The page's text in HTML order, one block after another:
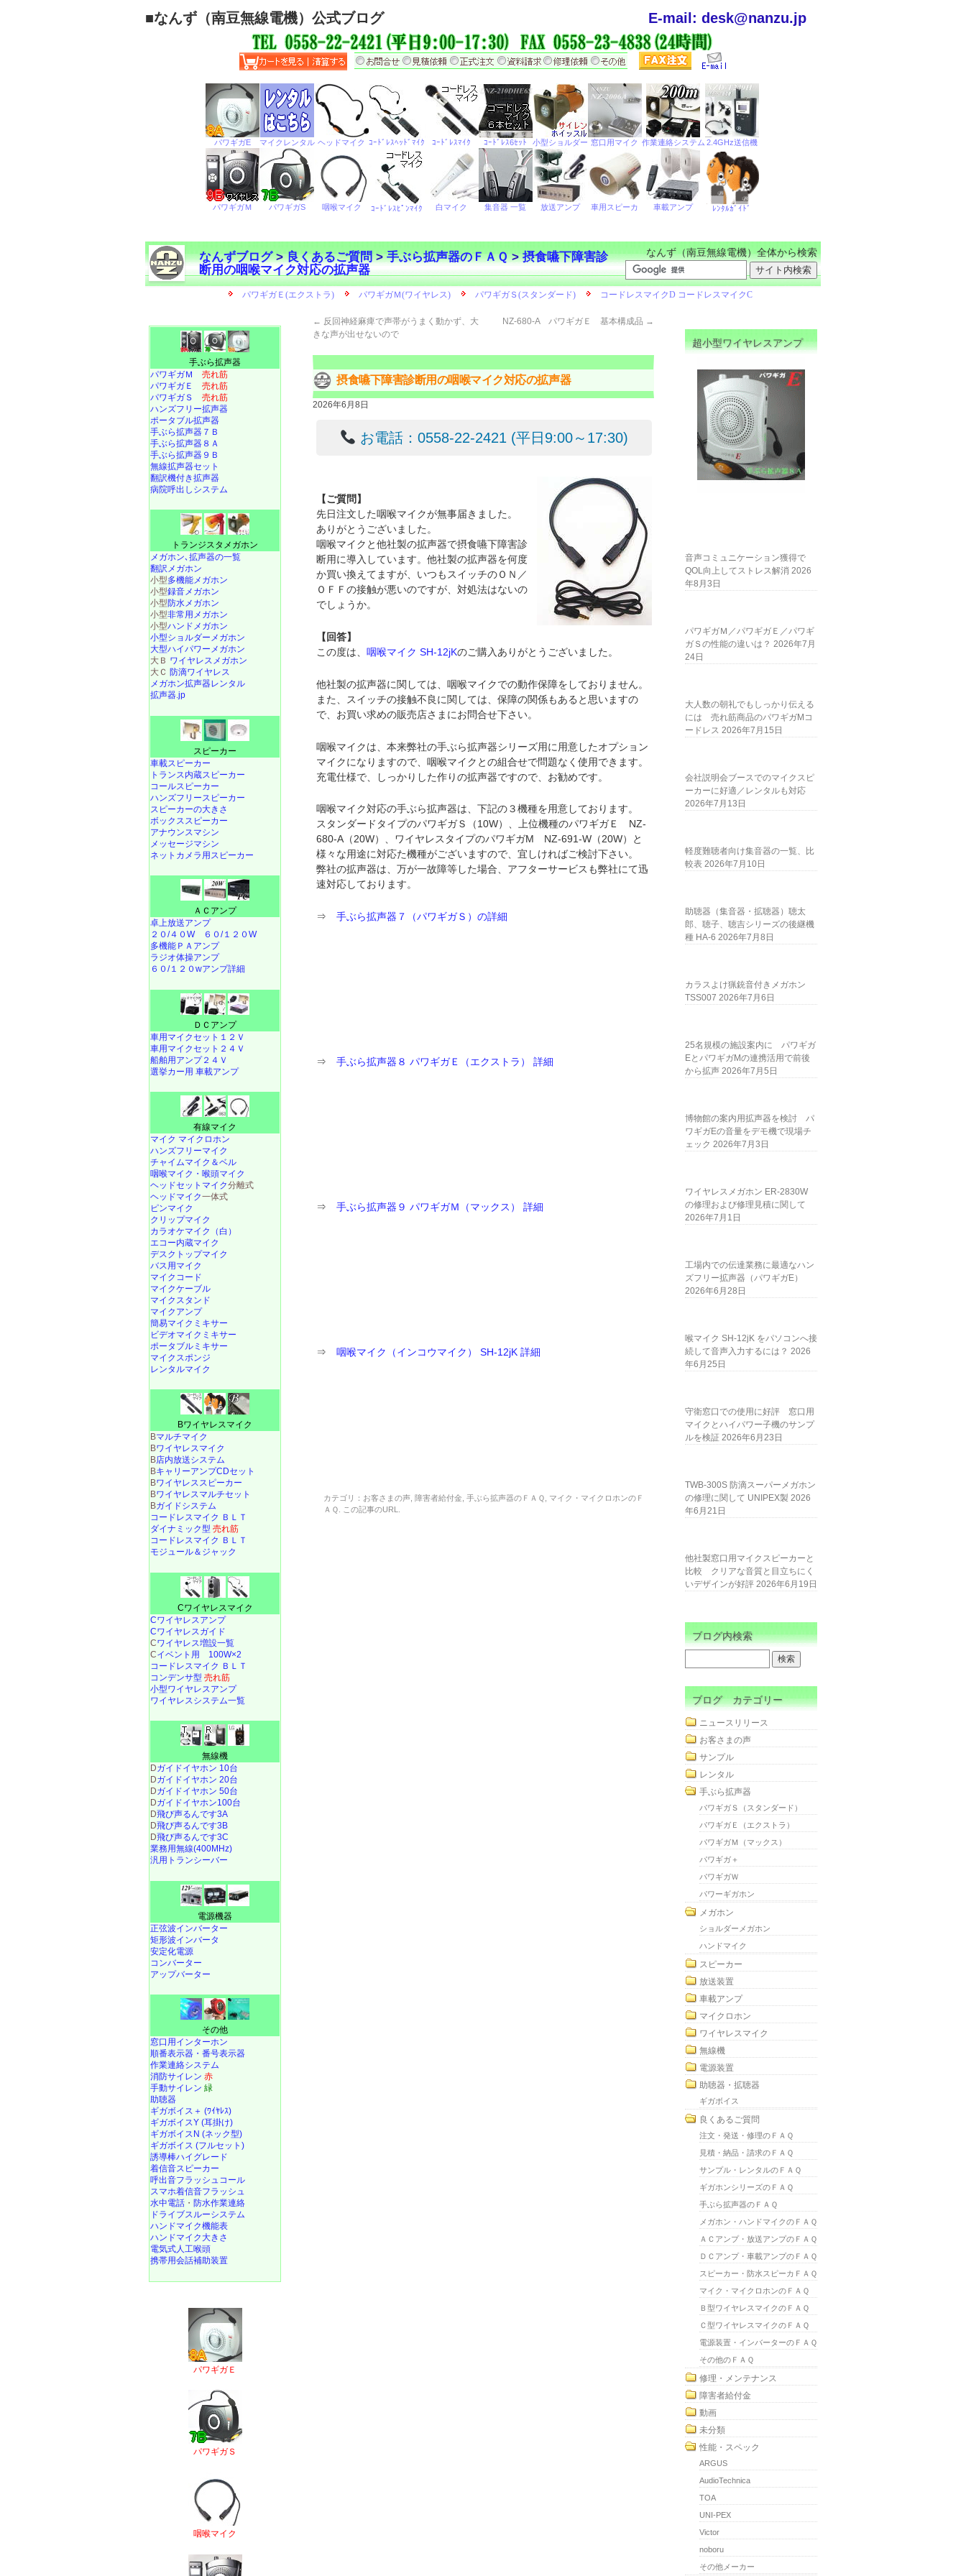
■なんず（南豆無線電機）公式ブログ E-mail: desk@nanzu.jp
なんずブログ>良くあるご質問>手ぶら拡声器のＦＡＱ>摂食嚥下障害診
断用の咽喉マイク対応の拡声器
なんず（南豆無線電機）全体から検索
← 反回神経麻痺で声帯がうまく動かず、大
きな声が出せないので
NZ-680-A パワギガＥ 基本構成品 →
摂食嚥下障害診断用の咽喉マイク対応の拡声器
2026年6月8日
お電話：0558-22-2421 (平日9:00～17:30)
【ご質問】
先日注文した咽喉マイクが無事届きました。
ありがとうございました。
咽喉マイクと他社製の拡声器で摂食嚥下障害診
断用に導入しています。他社製の拡声器を何度
か買い換えてますが、いつもスイッチのＯＮ／
ＯＦＦの接触が悪いのですが、対処法はないの
でしょうか。
【回答】
この度は、咽喉マイク SH-12jKのご購入ありがとうございました。
他社製の拡声器に関しては、咽喉マイクでの動作保障をしておりません。
また、スイッチの接触不良に関しては、保障の関係もあると思いますの
で、お買い求めの販売店さまにお問合せ下さい。
咽喉マイクは、本来弊社の手ぶら拡声器シリーズ用に用意したオプション
マイクになりますので、咽喉マイクとの組合せで問題なく使用できます。
充電仕様で、しっかりした作りの拡声器ですので、お勧めです。
咽喉マイク対応の手ぶら拡声器は、下記の３機種を用意しております。
スタンダードタイプのパワギガＳ（10W）、上位機種のパワギガＥ NZ-
680-A（20W）、ワイヤレスタイプのパワギガM NZ-691-W（20W）と
様々な用途に対応た機種がございますので、宜しければご検討下さい。
弊社の拡声器は、万が一故障等した場合、アフターサービスも弊社にて迅
速対応しております。
⇒手ぶら拡声器７（パワギガＳ）の詳細
⇒手ぶら拡声器８ パワギガＥ（エクストラ） 詳細
⇒手ぶら拡声器９ パワギガＭ（マックス） 詳細
⇒咽喉マイク（インコウマイク） SH-12jK 詳細
カテゴリ： お客さまの声 ,障害者給付金 ,手ぶら拡声器のＦＡＱ
マイク・マイクロホンのＦ
ＡＱ . この記事のURL
手ぶら拡声器
パワギガＭ 売れ筋
パワギガＥ 売れ筋
パワギガＳ 売れ筋
ハンズフリー拡声器
ポータブル拡声器
手ぶら拡声器７Ｂ
手ぶら拡声器８Ａ
手ぶら拡声器９Ｂ
無線拡声器セット
翻訳機付き拡声器
病院呼出しシステム
トランジスタメガホン
メガホン､拡声器の一覧
翻訳メガホン
小型多機能メガホン
小型録音メガホン
小型防水メガホン
小型非常用メガホン
小型ハンドメガホン
小型ショルダーメガホン
大型ハイパワーメガホン
大Ｂ ワイヤレスメガホン
大Ｃ 防滴ワイヤレス
メガホン拡声器レンタル
拡声器.jp
スピーカー
車載スピーカー
トランス内蔵スピーカー
コールスピーカー
ハンズフリースピーカー
スピーカーの大きさ
ボックススピーカー
アナウンスマシン
メッセージマシン
ネットカメラ用スピーカー
ＡＣアンプ
卓上放送アンプ
２０/４０W
６０/１２０W
多機能ＰＡアンプ
ラジオ体操アンプ
６０/１２０wアンプ詳細
ＤＣアンプ
車用マイクセット１２Ｖ
車用マイクセット２４Ｖ
船舶用アンプ２４Ｖ
選挙カー用 車載アンプ
有線マイク
マイク マイクロホン
ハンズフリーマイク
チャイムマイク＆ベル
咽喉マイク・喉頭マイク
ヘッドセットマイク分離式
ヘッドマイク一体式
ピンマイク
クリップマイク
カラオケマイク（白）
エコー内蔵マイク
デスクトップマイク
バス用マイク
マイクコード
マイクケーブル
マイクスタンド
マイクアンプ
簡易マイクミキサー
ビデオマイクミキサー
ポータブルミキサー
マイクスポンジ
レンタルマイク
Bワイヤレスマイク
Bマルチマイク
Bワイヤレスマイク
B店内放送システム
BキャリーアンプCDセット
Bワイヤレススピーカー
Bワイヤレスマルチセット
Bガイドシステム
コードレスマイク ＢＬＴ
ダイナミック型 売れ筋
コードレスマイク ＢＬＴ
モジュール＆ジャック
Cワイヤレスマイク
Cワイヤレスアンプ
Cワイヤレスガイド
Cワイヤレス増設一覧
Cイベント用 100W×2
コードレスマイク ＢＬＴ
コンデンサ型 売れ筋
小型ワイヤレスアンプ
ワイヤレスシステム一覧
無線機
Dガイドイヤホン 10台
Dガイドイヤホン 20台
Dガイドイヤホン 50台
Dガイドイヤホン100台
D飛び声るんです3A
D飛び声るんです3B
D飛び声るんです3C
業務用無線(400MHz)
汎用トランシーバー
電源機器
正弦波インバーター
矩形波インバータ
安定化電源
コンバーター
アップバーター
その他
窓口用インターホン
順番表示器・番号表示器
作業連絡システム
消防サイレン 赤
手動サイレン 緑
助聴器
ギガボイス＋ (ﾜｲﾔﾚｽ)
ギガボイスY (耳掛け)
ギガボイスN (ネック型)
ギガボイス (フルセット)
誘導棒ハイグレード
着信音スピーカー
呼出音フラッシュコール
スマホ着信音フラッシュ
水中電話 ・ 防水作業連絡
ドライブスルーシステム
ハンドマイク機能表
ハンドマイク大きさ
電気式人工喉頭
携帯用会話補助装置
パワギガＥ
パワギガＳ
咽喉マイク
超小型ワイヤレスアンプ
音声コミュニケーション獲得で
QOL向上してストレス解消 2026
年8月3日
パワギガＭ／パワギガＥ／パワギ
ガＳの性能の違いは？ 2026年7月
24日
大人数の朝礼でもしっかり伝える
には 売れ筋商品のパワギガMコ
ードレス 2026年7月15日
会社説明会ブースでのマイクスピ
ーカーに好適／レンタルも対応
2026年7月13日
軽度難聴者向け集音器の一覧、比
較表 2026年7月10日
助聴器（集音器・拡聴器）聴太
郎、聴子、聴吉シリーズの後継機
種 HA-6 2026年7月8日
カラスよけ猟銃音付きメガホン
TSS007 2026年7月6日
25名規模の施設案内に パワギガ
EとパワギガMの連携活用で前後
から拡声 2026年7月5日
博物館の案内用拡声器を検討 パ
ワギガEの音量をデモ機で現場チ
ェック 2026年7月3日
ワイヤレスメガホン ER-2830W
の修理および修理見積に関して
2026年7月1日
工場内での伝達業務に最適なハン
ズフリー拡声器（パワギガE）
2026年6月28日
喉マイク SH-12jK をパソコンへ接
続して音声入力するには？ 2026
年6月25日
守衛窓口での使用に好評 窓口用
マイクとハイパワー子機のサンプ
ルを検証 2026年6月23日
TWB-300S 防滴スーパーメガホン
の修理に関して UNIPEX製 2026
年6月21日
他社製窓口用マイクスピーカーと
比較 クリアな音質と目立ちにく
いデザインが好評 2026年6月19日
ブログ内検索
ブログ カテゴリー
ニュースリリース
お客さまの声
サンプル
レンタル
手ぶら拡声器
パワギガＳ（スタンダード）
パワギガＥ（エクストラ）
パワギガＭ（マックス）
パワギガ＋
パワギガＷ
パワーギガホン
メガホン
ショルダーメガホン
ハンドマイク
スピーカー
放送装置
車載アンプ
マイクロホン
ワイヤレスマイク
無線機
電源装置
助聴器・拡聴器
ギガボイス
良くあるご質問
注文・発送・修理のＦＡＱ
見積・納品・請求のＦＡＱ
サンプル・レンタルのＦＡＱ
ギガホンシリーズのＦＡＱ
手ぶら拡声器のＦＡＱ
メガホン・ハンドマイクのＦＡＱ
ＡＣアンプ・放送アンプのＦＡＱ
ＤＣアンプ・車載アンプのＦＡＱ
スピーカー・防水スピーカＦＡＱ
マイク・マイクロホンのＦＡＱ
Ｂ型ワイヤレスマイクのＦＡＱ
Ｃ型ワイヤレスマイクのＦＡＱ
電源装置・インバーターのＦＡＱ
その他のＦＡＱ
修理・メンテナンス
障害者給付金
動画
未分類
性能・スペック
ARGUS
AudioTechnica
TOA
UNI-PEX
Victor
noboru
その他メーカー